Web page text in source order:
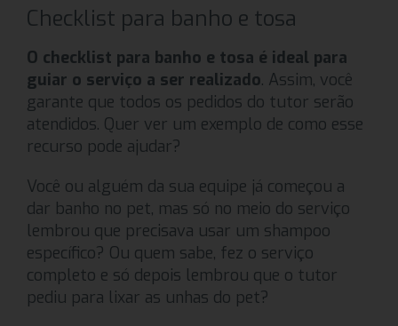
Checklist para banho e tosa
O checklist para banho e tosa é ideal para
guiar o serviço a ser realizado. Assim, você
garante que todos os pedidos do tutor serão
atendidos. Quer ver um exemplo de como esse
recurso pode ajudar?
Você ou alguém da sua equipe já começou a
dar banho no pet, mas só no meio do serviço
lembrou que precisava usar um shampoo
específico? Ou quem sabe, fez o serviço
completo e só depois lembrou que o tutor
pediu para lixar as unhas do pet?